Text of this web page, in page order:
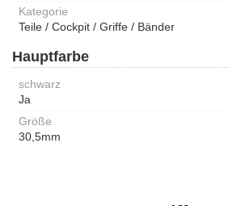
Kategorie
Teile / Cockpit / Griffe / Bänder
Hauptfarbe
schwarz
Ja
Größe
30,5mm